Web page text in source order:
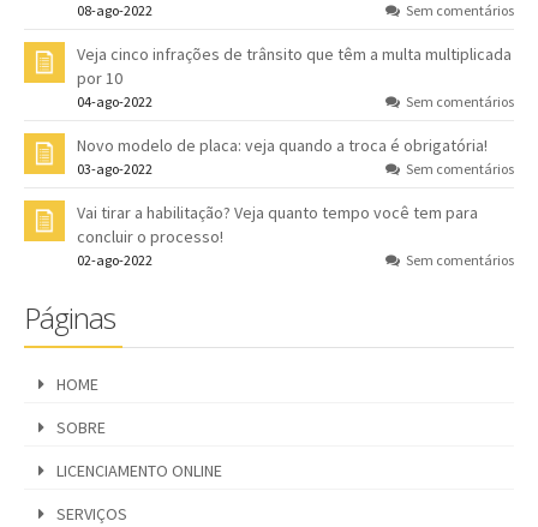
08-ago-2022 Sem comentários
Veja cinco infrações de trânsito que têm a multa multiplicada
por 10
04-ago-2022 Sem comentários
Novo modelo de placa: veja quando a troca é obrigatória!
03-ago-2022 Sem comentários
Vai tirar a habilitação? Veja quanto tempo você tem para
concluir o processo!
02-ago-2022 Sem comentários
Páginas
HOME
SOBRE
LICENCIAMENTO ONLINE
SERVIÇOS